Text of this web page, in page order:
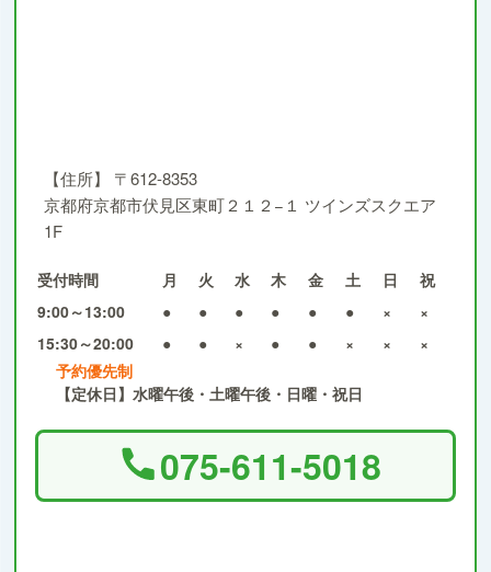
【住所】
〒612-8353
京都府京都市伏見区東町２１２−１ ツインズスクエア
1F
受付時間 月 火 水 木 金 土 日
祝
9:00～13:00
● ● ● ● ● ● ×
×
15:30～20:00
● ● × ● ● × ×
×
予約優先制
【定休日】水曜午後・土曜午後・日曜・祝日
075-611-5018